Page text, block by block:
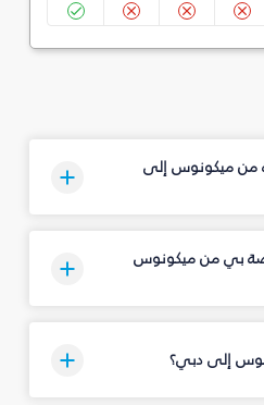
من ميكونوس إلى
بي من ميكونوس
إلى دبي؟